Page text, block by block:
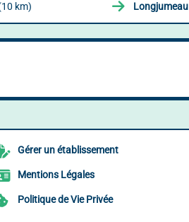
km) Longjumeau
Gérer un établissement
Mentions Légales
Politique de Vie Privée